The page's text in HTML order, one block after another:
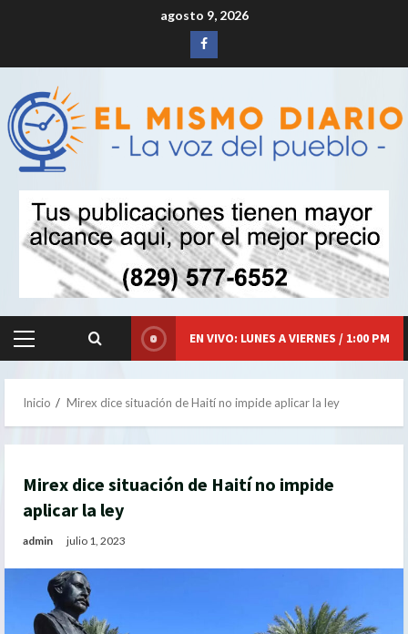
agosto 9, 2026
Siganos
en
Menú
EN VIVO: LUNES A VIERNES / 1:00 PM
Inicio Mirex dice situación de Haití no impide aplicar la ley
Mirex dice situación de Haití no impide
aplicar la ley
admin julio 1, 2023